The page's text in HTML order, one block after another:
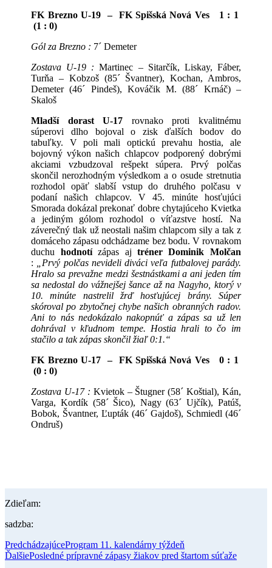
FK Brezno U-19 – FK Spišská Nová Ves 1 : 1
(1 : 0)
Gól za Brezno : 7´ Demeter
Zostava U-19 : Martinec – Sitarčík, Liskay, Fáber,
Turňa – Kobzoš (85´ Švantner), Kochan, Ambros,
Demeter (46´ Pindeš), Kováčik M. (88´ Krnáč) –
Skaloš
Mladší dorast U-17 rovnako proti kvalitnému
súperovi dlho bojoval o zisk ďalších bodov do
tabuľky. V poli mali optickú prevahu hostia, ale
bojovný výkon našich chlapcov podporený dobrými
akciami vzbudzoval rešpekt súpera. Prvý polčas
skončil nerozhodným výsledkom a o osude stretnutia
rozhodol opäť slabší vstup do druhého polčasu v
podaní našich chlapcov. V 45. minúte hosťujúci
Smorada dokázal prekonať dobre chytajúceho Kvietka
a jediným gólom rozhodol o víťazstve hostí. Na
záverečný tlak už neostali našim chlapcom sily a tak z
domáceho zápasu odchádzame bez bodu. V rovnakom
duchu hodnotízápas aj tréner Dominik Molčan
:
„Prvý polčas nevideli diváci veľa futbalovej parády.
Hralo sa prevažne medzi šestnástkami a ani jeden tím
sa nedostal do vážnejšej šance až na Nagyho, ktorý v
10. minúte nastrelil žrď hosťujúcej brány. Súper
skóroval po zbytočnej chybe našich obranných radov.
Ani to nás nedokázalo nakopnúť a zápas sa už len
dohrával v kľudnom tempe. Hostia hrali to čo im
stačilo a tak zápas skončil žiaľ 0:1.“
FK Brezno U-17 – FK Spišská Nová Ves 0 : 1
(0 : 0)
Zostava U-17 : Kvietok – Štugner (58´ Koštial), Kán,
Varga, Kordík (58´ Šico), Nagy (63´ Ujčík), Patúš,
Bobok, Švantner, Ľupták (46´ Gajdoš), Schmiedl (46´
Ondruš)
Zdieľam:
sadzba:
PredchádzajúceProgram 11. kalendárny týždeň
ĎalšiePosledné prípravné zápasy žiakov pred štartom súťaže